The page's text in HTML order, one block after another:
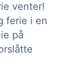
venter!
ferie i en
på